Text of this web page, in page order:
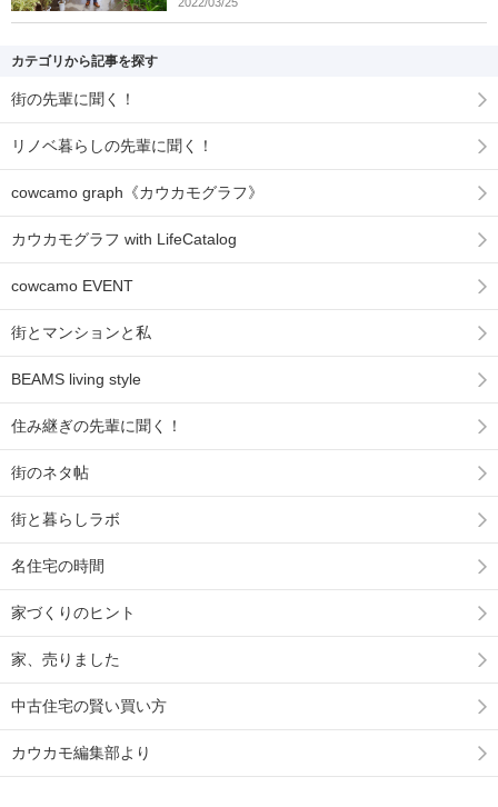
カテゴリから記事を探す
街の先輩に聞く！
リノベ暮らしの先輩に聞く！
cowcamo graph《カウカモグラフ》
カウカモグラフ with LifeCatalog
cowcamo EVENT
街とマンションと私
BEAMS living style
住み継ぎの先輩に聞く！
街のネタ帖
街と暮らしラボ
名住宅の時間
家づくりのヒント
家、売りました
中古住宅の賢い買い方
カウカモ編集部より